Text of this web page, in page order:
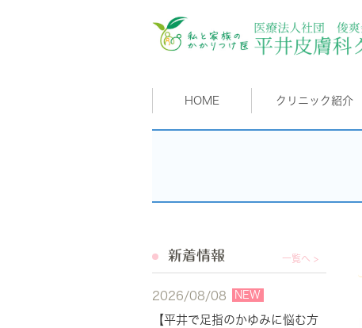
HOME クリニック紹介
新着情報 一覧へ >
2026/08/08 NEW
【平井で足指のかゆみに悩む方